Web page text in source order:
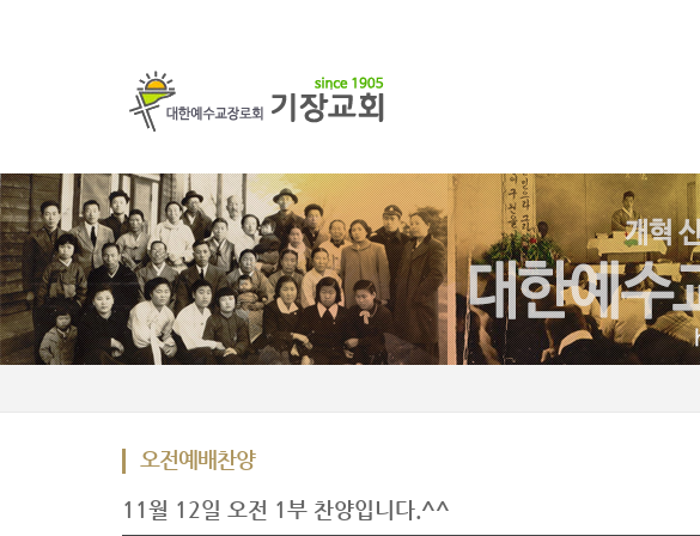
오전예배찬양
11월 12일 오전 1부 찬양입니다.^^